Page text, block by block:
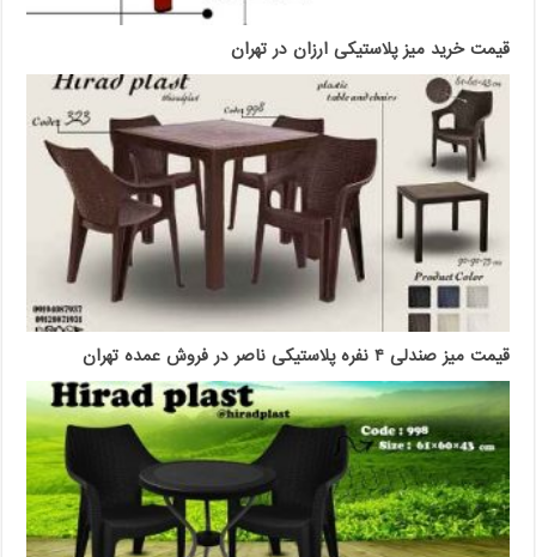
قیمت خرید میز پلاستیکی ارزان در تهران
قیمت میز صندلی ۴ نفره پلاستیکی ناصر در فروش عمده تهران